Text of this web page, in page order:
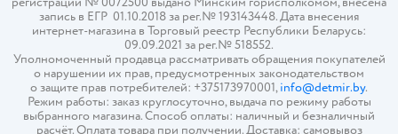
запись в ЕГР 01.10.2018 за рег.№ 193143448. Дата внесения
интернет-магазина в Торговый реестр Республики Беларусь:
09.09.2021 за рег.№ 518552.
Уполномоченный продавца рассматривать обращения покупателей
о нарушении их прав, предусмотренных законодательством
о защите прав потребителей: +375173970001,info@detmir.by.
Режим работы: заказ круглосуточно, выдача по режиму работы
выбранного магазина. Способ оплаты: наличный и безналичный
расчёт. Оплата товара при получении. Доставка: самовывоз